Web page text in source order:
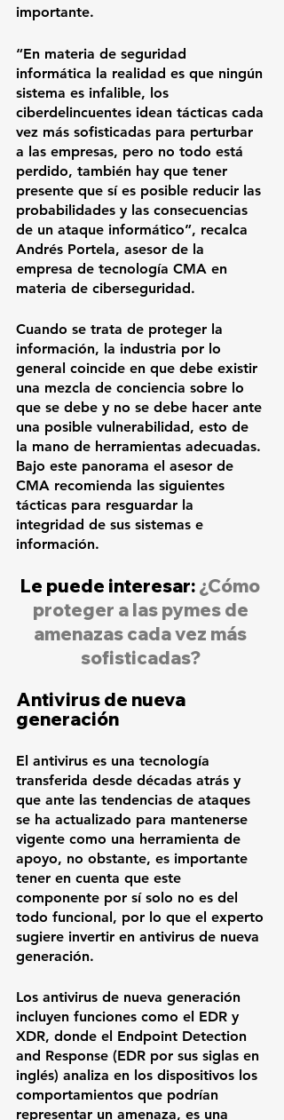
importante.
“En materia de seguridad
informática la realidad es que ningún
sistema es infalible, los
ciberdelincuentes idean tácticas cada
vez más sofisticadas para perturbar
a las empresas, pero no todo está
perdido, también hay que tener
presente que sí es posible reducir las
probabilidades y las consecuencias
de un ataque informático”, recalca
Andrés Portela, asesor de la
empresa de tecnología CMA en
materia de ciberseguridad.
Cuando se trata de proteger la
información, la industria por lo
general coincide en que debe existir
una mezcla de conciencia sobre lo
que se debe y no se debe hacer ante
una posible vulnerabilidad, esto de
la mano de herramientas adecuadas.
Bajo este panorama el asesor de
CMA recomienda las siguientes
tácticas para resguardar la
integridad de sus sistemas e
información.
Le puede interesar: ¿Cómo
proteger a las pymes de
amenazas cada vez más
sofisticadas?
Antivirus de nueva
generación
El antivirus es una tecnología
transferida desde décadas atrás y
que ante las tendencias de ataques
se ha actualizado para mantenerse
vigente como una herramienta de
apoyo, no obstante, es importante
tener en cuenta que este
componente por sí solo no es del
todo funcional, por lo que el experto
sugiere invertir en antivirus de nueva
generación.
Los antivirus de nueva generación
incluyen funciones como el EDR y
XDR, donde el Endpoint Detection
and Response (EDR por sus siglas en
inglés) analiza en los dispositivos los
comportamientos que podrían
representar un amenaza, es una